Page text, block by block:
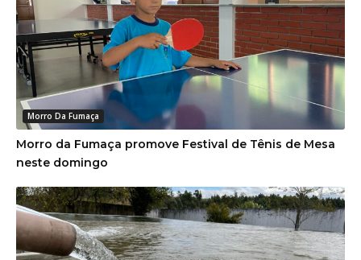
Morro Da Fumaça
Morro da Fumaça promove Festival de Tênis de Mesa
neste domingo